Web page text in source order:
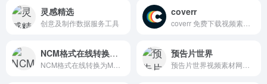
灵感精选
创意及制作数据服务工具
coverr
NCM格式在线转换为MP3格式 预告片世界